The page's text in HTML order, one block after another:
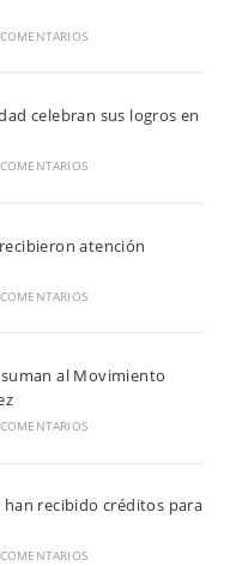
celebran sus logros en
atención
al Movimiento
han recibido créditos para